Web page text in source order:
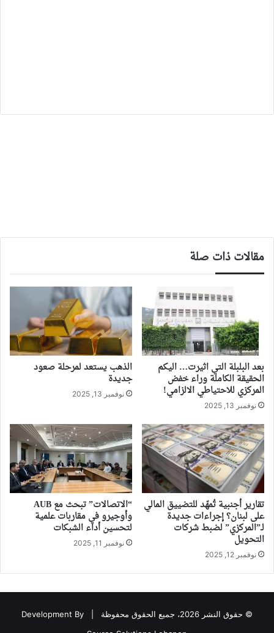
مقالات ذات صلة
بعد البلبلة التي اثيرت… اليكم
الحقيقة الكاملة وراء خفض
المركزي للاحتياطي الالزامي!
نوفمبر 13, 2025
الذهب يستعد لمرحلة صعود
جديدة
نوفمبر 13, 2025
تقارير أجنبية تُمهّد للتضييق المالي
على لبنان؟ إجراءات جديدة
لـ”المركزي” لضبط شركات
التحويل
نوفمبر 12, 2025
“الاتصالات” تبحث مع AUB
وأوجيرو في مقاربات علمية
لتحسين أداء الشبكات
نوفمبر 11, 2025
© حقوق النشر 2026، جميع الحقوق محفوظة |
Development By